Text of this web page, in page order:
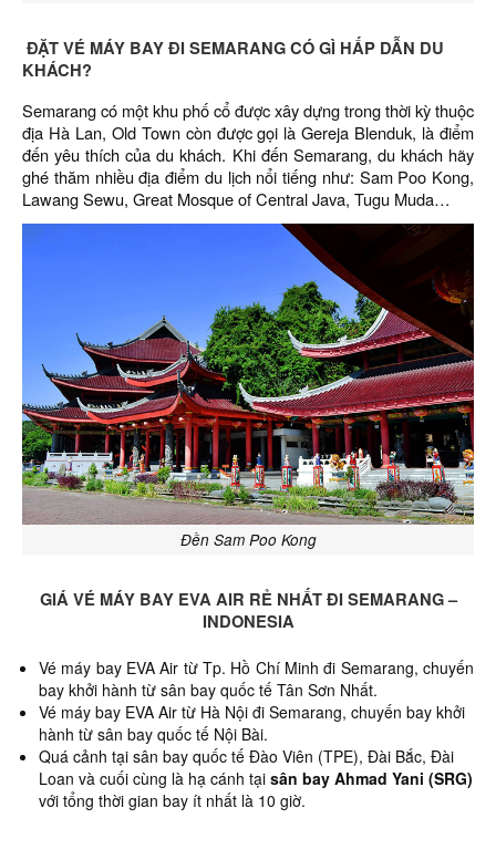
ĐẶT VÉ MÁY BAY ĐI SEMARANG CÓ GÌ HẤP DẪN DU
KHÁCH?
Semarang có một khu phố cổ được xây dựng trong thời kỳ thuộc
địa Hà Lan, Old Town còn được gọi là Gereja Blenduk, là điểm
đến yêu thích của du khách. Khi đến Semarang, du khách hãy
ghé thăm nhiều địa điểm du lịch nổi tiếng như: Sam Poo Kong,
Lawang Sewu, Great Mosque of Central Java, Tugu Muda…
Đền Sam Poo Kong
GIÁ VÉ MÁY BAY EVA AIR RẺ NHẤT ĐI SEMARANG –
INDONESIA
Vé máy bay EVA Air từ Tp. Hồ Chí Minh đi Semarang, chuyến
bay khởi hành từ sân bay quốc tế Tân Sơn Nhất.
Vé máy bay EVA Air từ Hà Nội đi Semarang, chuyến bay khởi
hành từ sân bay quốc tế Nội Bài.
Quá cảnh tại sân bay quốc tế Đào Viên (TPE), Đài Bắc, Đài
Loan và cuối cùng là hạ cánh tại sân bay Ahmad Yani (SRG)
với tổng thời gian bay ít nhất là 10 giờ.